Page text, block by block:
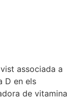
associada a
D en els
de vitamina